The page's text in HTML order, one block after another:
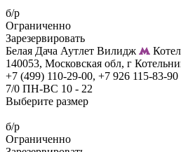
б/р
Ограниченно
Зарезервировать
Белая Дача Аутлет Вилидж
140053, Московская обл, г
+7 (499) 110-29-00, +7 926 115-83-90
7/0 ПН-ВС 10 - 22
Выберите размер
б/р
Ограниченно